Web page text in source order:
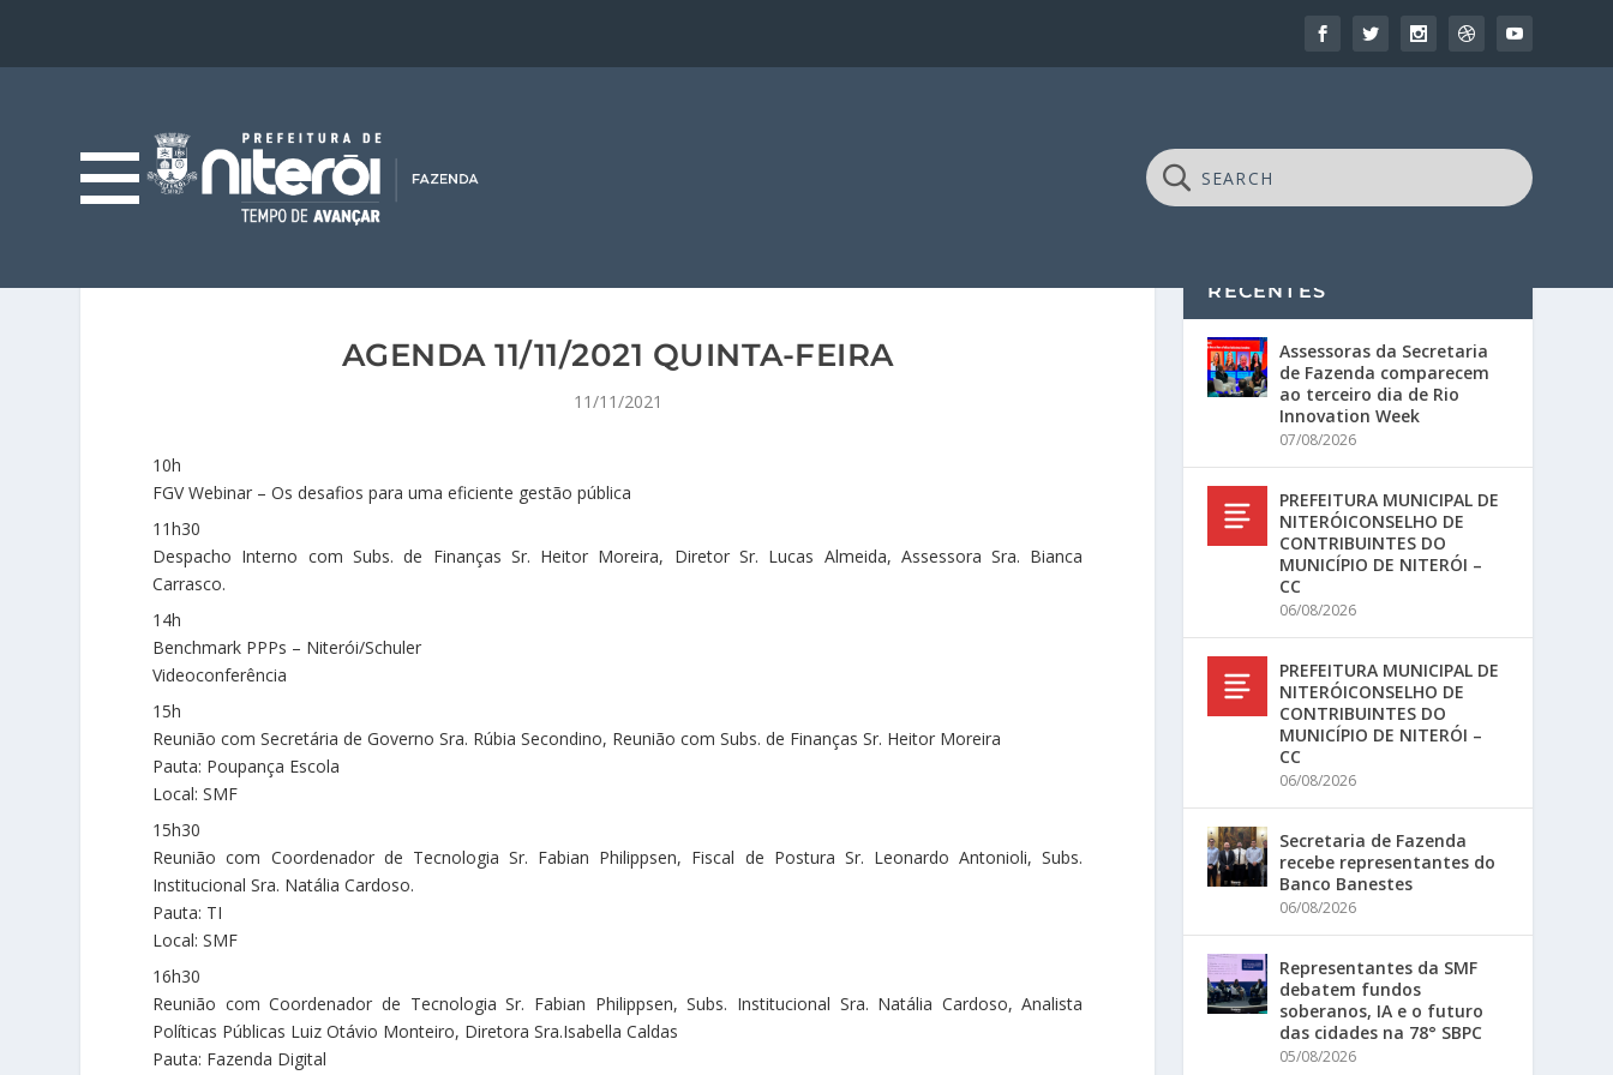
AGENDA 11/11/2021 QUINTA-FEIRA
11/11/2021
10h
FGV Webinar – Os desafios para uma eficiente gestão pública
11h30
Despacho Interno com Subs. de Finanças Sr. Heitor Moreira, Diretor Sr. Lucas Almeida, Assessora Sra. Bianca
Carrasco.
14h
Benchmark PPPs – Niterói/Schuler
Videoconferência
15h
Reunião com Secretária de Governo Sra. Rúbia Secondino, Reunião com Subs. de Finanças Sr. Heitor Moreira
Pauta: Poupança Escola
Local: SMF
15h30
Reunião com Coordenador de Tecnologia Sr. Fabian Philippsen, Fiscal de Postura Sr. Leonardo Antonioli, Subs.
Institucional Sra. Natália Cardoso.
Pauta: TI
Local: SMF
16h30
Reunião com Coordenador de Tecnologia Sr. Fabian Philippsen, Subs. Institucional Sra. Natália Cardoso, Analista
Políticas Públicas Luiz Otávio Monteiro, Diretora Sra.Isabella Caldas
Pauta: Fazenda Digital
RECENTES
Assessoras da Secretaria
de Fazenda comparecem
ao terceiro dia de Rio
Innovation Week
07/08/2026
PREFEITURA MUNICIPAL DE
NITERÓICONSELHO DE
CONTRIBUINTES DO
MUNICÍPIO DE NITERÓI –
CC
06/08/2026
PREFEITURA MUNICIPAL DE
NITERÓICONSELHO DE
CONTRIBUINTES DO
MUNICÍPIO DE NITERÓI –
CC
06/08/2026
Secretaria de Fazenda
recebe representantes do
Banco Banestes
06/08/2026
Representantes da SMF
debatem fundos
soberanos, IA e o futuro
das cidades na 78° SBPC
05/08/2026